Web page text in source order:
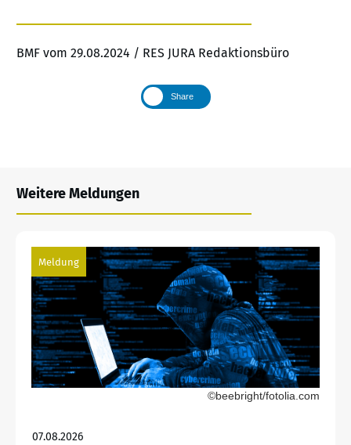
BMF vom 29.08.2024 / RES JURA Redaktionsbüro
Share
Weitere Meldungen
Meldung
©beebright/fotolia.com
07.08.2026